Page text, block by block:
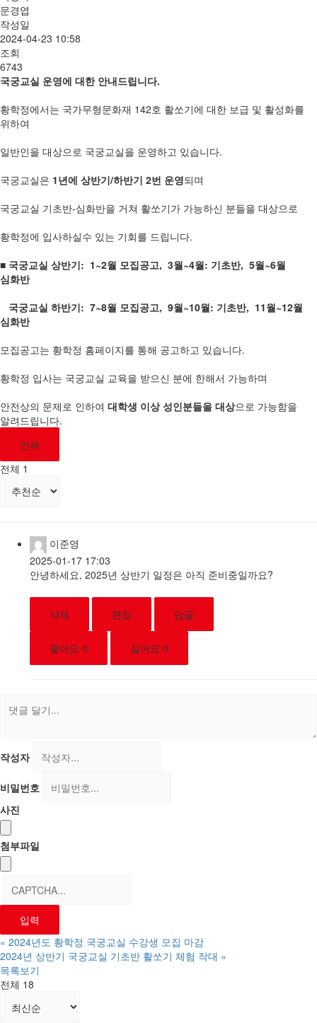
문경엽
작성일
2024-04-23 10:58
조회
6743
국궁교실 운영에 대한 안내드립니다.
황학정에서는 국가무형문화재 142호 활쏘기에 대한 보급 및 활성화를
위하여
일반인을 대상으로 국궁교실을 운영하고 있습니다.
국궁교실은 1년에 상반기/하반기 2번 운영되며
국궁교실 기초반-심화반을 거쳐 활쏘기가 가능하신 분들을 대상으로
황학정에 입사하실수 있는 기회를 드립니다.
■ 국궁교실 상반기: 1~2월 모집공고, 3월~4월: 기초반, 5월~6월
심화반
국궁교실 하반기: 7~8월 모집공고, 9월~10월: 기초반, 11월~12월
심화반
모집공고는 황학정 홈페이지를 통해 공고하고 있습니다.
황학정 입사는 국궁교실 교육을 받으신 분에 한해서 가능하며
안전상의 문제로 인하여 대학생 이상 성인분들을 대상으로 가능함을
알려드립니다.
인쇄
전체 1
이준영
2025-01-17 17:03
안녕하세요, 2025년 상반기 일정은 아직 준비중일까요?
삭제 편집 답글
좋아요 0 싫어요 0
작성자
비밀번호
사진
첨부파일
« 2024년도 황학정 국궁교실 수강생 모집 마감
2024년 상반기 국궁교실 기초반 활쏘기 체험 작대 »
목록보기
전체 18